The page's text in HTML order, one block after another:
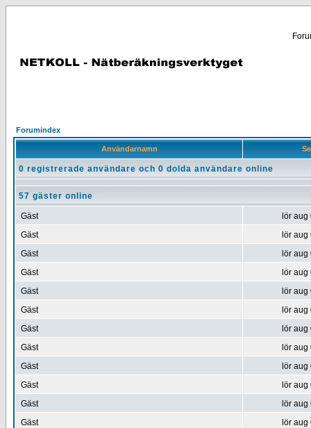
Forumindex
Användarnamn
0 registrerade användare och 0 dolda användare online
57 gäster online
Gäst
lör
Gäst
lör
Gäst
lör
Gäst
lör
Gäst
lör
Gäst
lör
Gäst
lör
Gäst
lör
Gäst
lör
Gäst
lör
Gäst
lör
Gäst
lör